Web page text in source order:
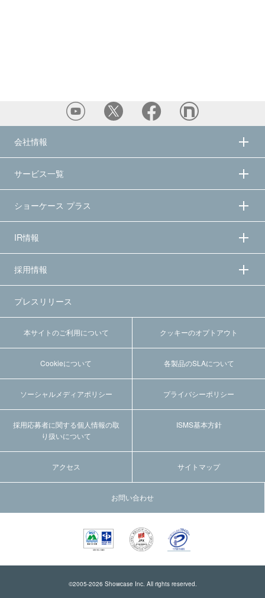
会社情報
サービス一覧
ショーケース プラス
IR情報
採用情報
プレスリリース
本サイトのご利用について クッキーのオプトアウト
Cookieについて 各製品のSLAについて
ソーシャルメディアポリシー プライバシーポリシー
採用応募者に関する個人情報の取
り扱いについて
ISMS基本方針
アクセス サイトマップ
お問い合わせ
©2005-2026 Showcase Inc. All rights reserved.